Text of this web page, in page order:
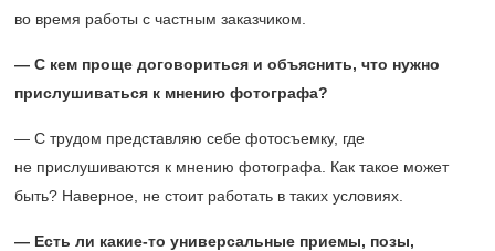
во время работы с частным заказчиком.
— С кем проще договориться и объяснить, что нужно
прислушиваться к мнению фотографа?
— С трудом представляю себе фотосъемку, где
не прислушиваются к мнению фотографа. Как такое может
быть? Наверное, не стоит работать в таких условиях.
— Есть ли какие-то универсальные приемы, позы,